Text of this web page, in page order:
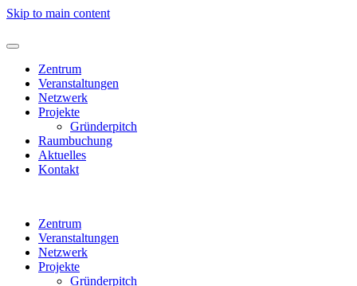
Skip to main content
Zentrum
Veranstaltungen
Netzwerk
Projekte
Gründerpitch
Raumbuchung
Aktuelles
Kontakt
Zentrum
Veranstaltungen
Netzwerk
Projekte
Gründerpitch